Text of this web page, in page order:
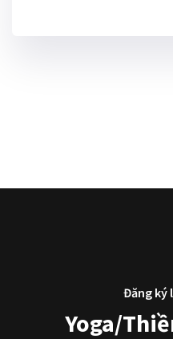
Đăng ký
Yoga/